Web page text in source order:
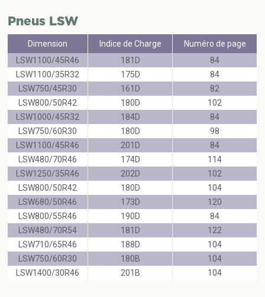
Pneus LSW
Dimension Indice de Charge
Numéro de page
LSW1100/45R46
181D
84
LSW1100/35R32
175D
84
LSW750/45R30
161D
82
LSW800/50R42
180D
102
LSW1000/45R32
184D
84
LSW750/60R30
180D
98
LSW1100/45R46
201D
84
LSW480/70R46
174D
114
LSW1250/35R46
202D
102
LSW800/50R42
180D
104
LSW680/50R46
173D
120
LSW800/55R46
190D
84
LSW480/70R54
181D
122
LSW710/65R46
188D
104
LSW750/60R30
180B
104
LSW1400/30R46
201B 104